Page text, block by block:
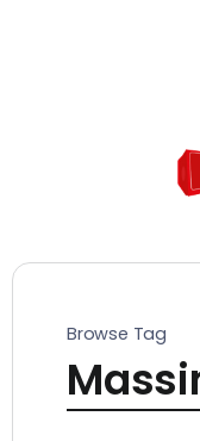
Browse Tag